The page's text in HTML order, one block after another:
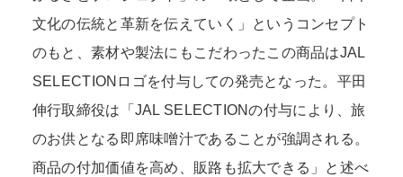
文化の伝統と革新を伝えていく」というコンセプト
のもと、素材や製法にもこだわったこの商品はJAL
SELECTIONロゴを付与しての発売となった。平田
伸行取締役は「JAL SELECTIONの付与により、旅
のお供となる即席味噌汁であることが強調される。
商品の付加価値を高め、販路も拡大できる」と述べ